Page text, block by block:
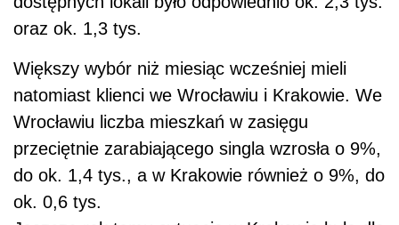
oraz ok. 1,3 tys.
Większy wybór niż miesiąc wcześniej mieli
natomiast klienci we Wrocławiu i Krakowie. We
Wrocławiu liczba mieszkań w zasięgu
przeciętnie zarabiającego singla wzrosła o 9%,
do ok. 1,4 tys., a w Krakowie również o 9%, do
ok. 0,6 tys.